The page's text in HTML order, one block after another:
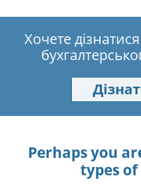
Хочете
Perhaps you
types